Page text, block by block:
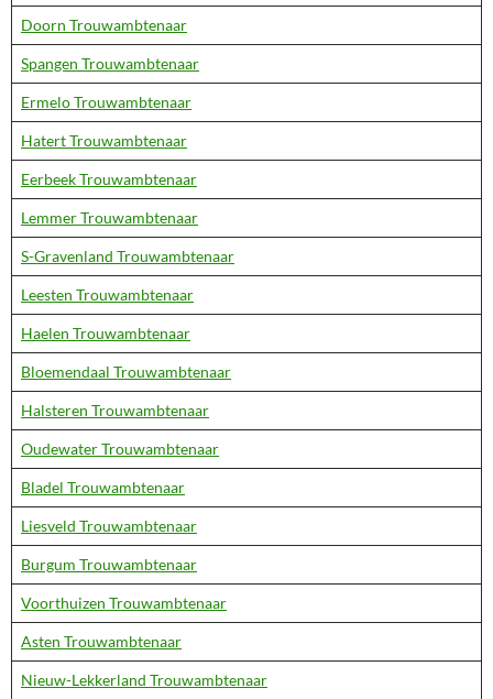
Doorn Trouwambtenaar
Spangen Trouwambtenaar
Ermelo Trouwambtenaar
Hatert Trouwambtenaar
Eerbeek Trouwambtenaar
Lemmer Trouwambtenaar
S-Gravenland Trouwambtenaar
Leesten Trouwambtenaar
Haelen Trouwambtenaar
Bloemendaal Trouwambtenaar
Halsteren Trouwambtenaar
Oudewater Trouwambtenaar
Bladel Trouwambtenaar
Liesveld Trouwambtenaar
Burgum Trouwambtenaar
Voorthuizen Trouwambtenaar
Asten Trouwambtenaar
Nieuw-Lekkerland Trouwambtenaar